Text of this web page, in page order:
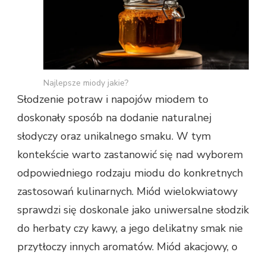
Najlepsze miody jakie?
Słodzenie potraw i napojów miodem to
doskonały sposób na dodanie naturalnej
słodyczy oraz unikalnego smaku. W tym
kontekście warto zastanowić się nad wyborem
odpowiedniego rodzaju miodu do konkretnych
zastosowań kulinarnych. Miód wielokwiatowy
sprawdzi się doskonale jako uniwersalne słodzik
do herbaty czy kawy, a jego delikatny smak nie
przytłoczy innych aromatów. Miód akacjowy, o